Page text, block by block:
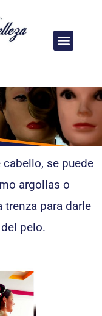
se puede
argollas o
trenza para darle
pelo.